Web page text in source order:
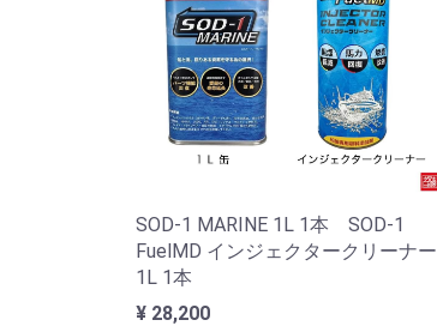
SOD-1 MARINE 1L 1本 SOD-1
FuelMD インジェクタークリーナー
1L 1本
¥ 28,200